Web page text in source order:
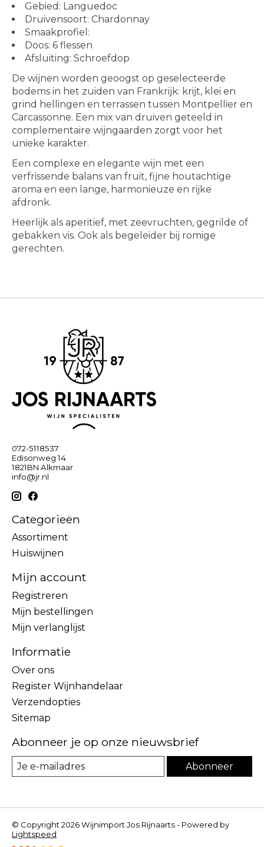
Gebied: Languedoc
Druivensoort: Chardonnay
Smaakprofiel:
Doos: 6 flessen
Afsluiting: Schroefdop
De wijnen worden geoogst op geselecteerde
bodems in het zuiden van Frankrijk: krijt, klei en
grind hellingen en terrassen tussen Montpellier en
Carcassonne. Een mix van druiven geteeld in
complementaire wijngaarden zorgt voor het
unieke karakter.
Een complexe en elegante wijn met een
verfrissende balans van fruit, fijne houtachtige
aroma en een lange, harmonieuze en rijke
afdronk.
Heerlijk als aperitief, met zeevruchten, gegrilde of
gebakken vis. Ook als begeleider bij romige
gerechten.
072-5118537
Edisonweg 14
1821BN Alkmaar
info@jr.nl
Categorieën
Assortiment
Huiswijnen
Mijn account
Registreren
Mijn bestellingen
Mijn verlanglijst
Informatie
Over ons
Register Wijnhandelaar
Verzendopties
Sitemap
Abonneer je op onze nieuwsbrief
Abonneer
© Copyright 2026 Wijnimport Jos Rijnaarts - Powered by
Lightspeed